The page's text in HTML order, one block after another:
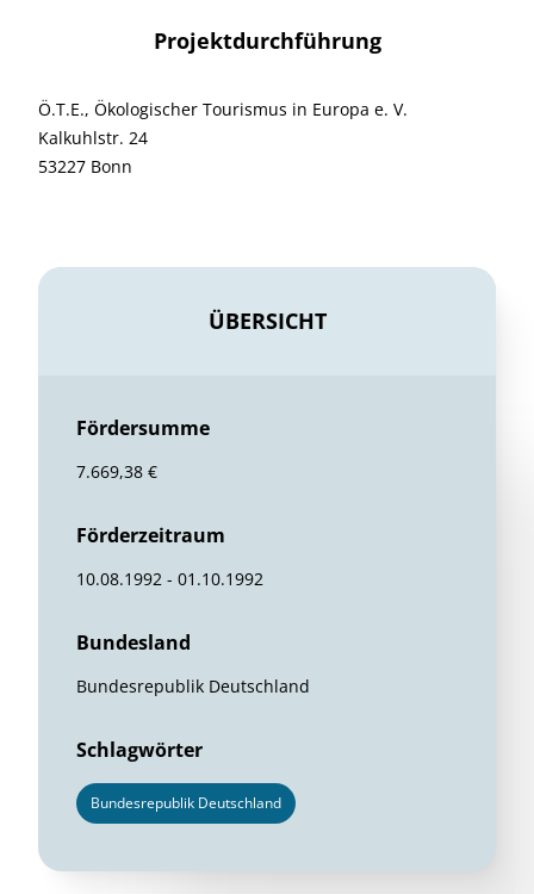
Projektdurchführung
Ö.T.E., Ökologischer Tourismus in Europa e. V.
Kalkuhlstr. 24
53227 Bonn
ÜBERSICHT
Fördersumme
7.669,38 €
Förderzeitraum
10.08.1992 - 01.10.1992
Bundesland
Bundesrepublik Deutschland
Schlagwörter
Bundesrepublik Deutschland